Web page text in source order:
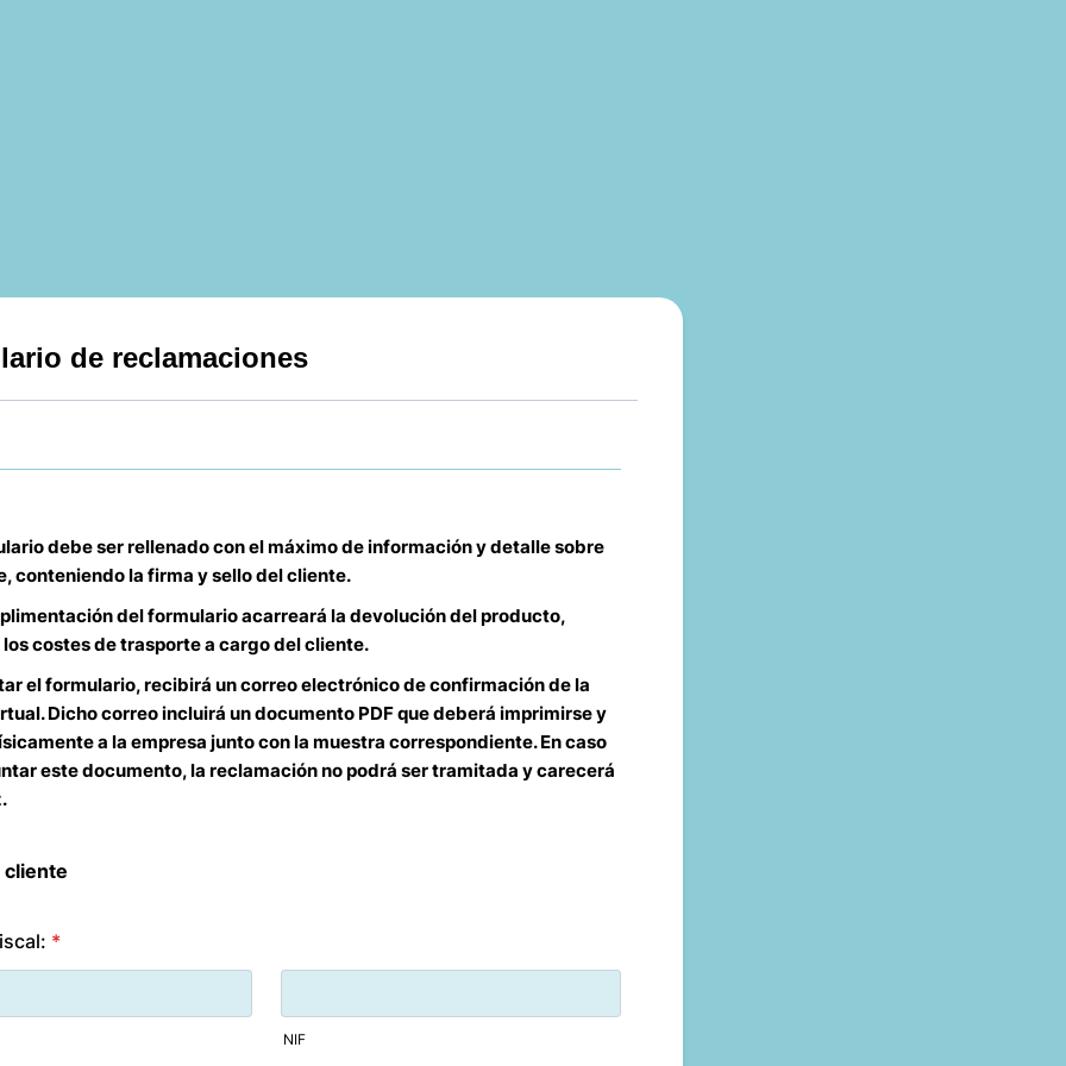
de reclamaciones
debe ser rellenado con el máximo de información y detalle sobre
conteniendo la firma y sello del cliente.
del formulario acarreará la devolución del producto,
costes de trasporte a cargo del cliente.
el formulario, recibirá un correo electrónico de confirmación de la
Dicho correo incluirá un documento PDF que deberá imprimirse y
a la empresa junto con la muestra correspondiente. En caso
este documento, la reclamación no podrá ser tramitada y carecerá
cliente
*
NIF